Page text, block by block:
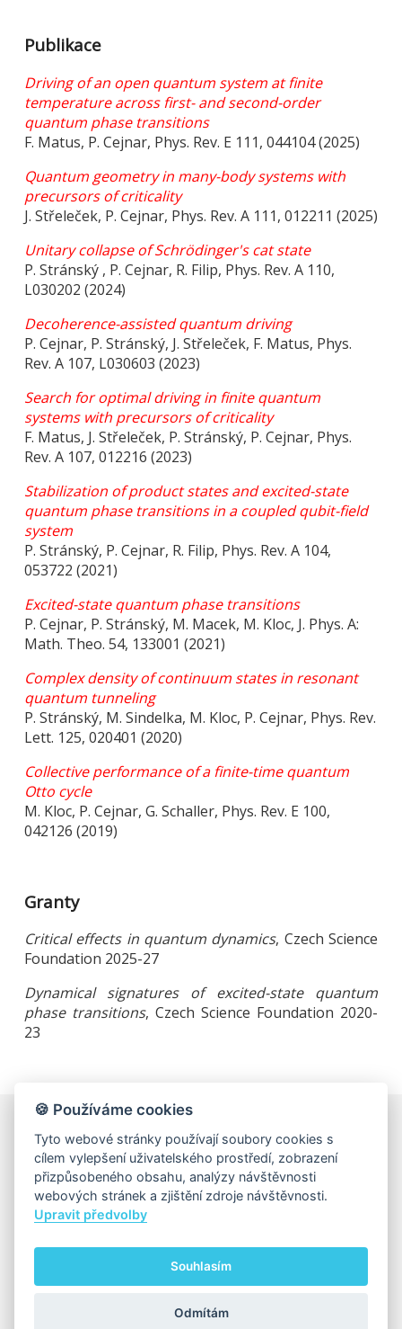
Publikace
Driving of an open quantum system at finite
temperature across first- and second-order
quantum phase transitions
F. Matus, P. Cejnar, Phys. Rev. E 111, 044104 (2025)
Quantum geometry in many-body systems with
precursors of criticality
J. Střeleček, P. Cejnar, Phys. Rev. A 111, 012211 (2025)
Unitary collapse of Schrödinger's cat state
P. Stránský , P. Cejnar, R. Filip, Phys. Rev. A 110,
L030202 (2024)
Decoherence-assisted quantum driving
P. Cejnar, P. Stránský, J. Střeleček, F. Matus, Phys.
Rev. A 107, L030603 (2023)
Search for optimal driving in finite quantum
systems with precursors of criticality
F. Matus, J. Střeleček, P. Stránský, P. Cejnar, Phys.
Rev. A 107, 012216 (2023)
Stabilization of product states and excited-state
quantum phase transitions in a coupled qubit-field
system
P. Stránský, P. Cejnar, R. Filip, Phys. Rev. A 104,
053722 (2021)
Excited-state quantum phase transitions
P. Cejnar, P. Stránský, M. Macek, M. Kloc, J. Phys. A:
Math. Theo. 54, 133001 (2021)
Complex density of continuum states in resonant
quantum tunneling
P. Stránský, M. Sindelka, M. Kloc, P. Cejnar, Phys. Rev.
Lett. 125, 020401 (2020)
Collective performance of a finite-time quantum
Otto cycle
M. Kloc, P. Cejnar, G. Schaller, Phys. Rev. E 100,
042126 (2019)
Granty
Critical effects in quantum dynamics, Czech Science
Foundation 2025-27
Dynamical signatures of excited-state quantum
phase transitions, Czech Science Foundation 2020-
23
Univerzita Karlova, Matematicko-fyzikální fakulta
Ke Karlovu 3, 121 16 Praha 2
IČ: 00216208, DIČ: CZ00216208
Matfyz.cz |Matfyz Alumni
🍪 Používáme cookies
Tyto webové stránky používají soubory cookies s
cílem vylepšení uživatelského prostředí, zobrazení
přizpůsobeného obsahu, analýzy návštěvnosti
webových stránek a zjištění zdroje návštěvnosti.
Upravit předvolby
Souhlasím
Odmítám